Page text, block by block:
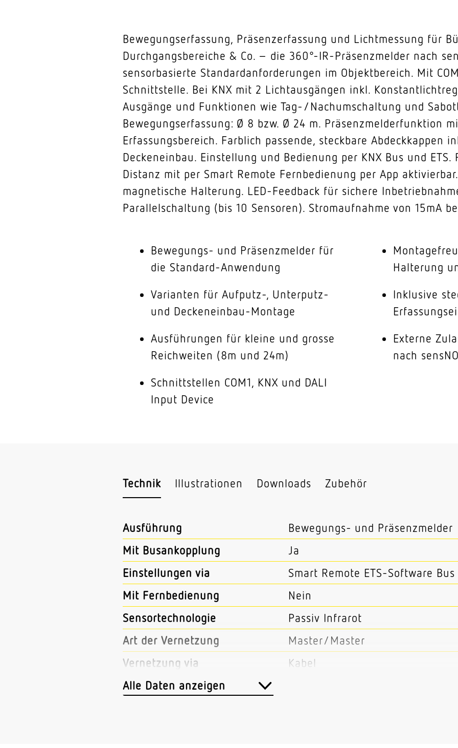
Bewegungserfassung, Präsenzerfassung und Lichtmessung für
Durchgangsbereiche & Co. – die 360°-IR-Präsenzmelder nach
sensorbasierte Standardanforderungen im Objektbereich. Mit
Schnittstelle. Bei KNX mit 2 Lichtausgängen inkl.
Ausgänge und Funktionen wie Tag-/Nachumschaltung und
Bewegungserfassung: Ø 8 bzw. Ø 24 m. Präsenzmelderfunktion
Erfassungsbereich. Farblich passende, steckbare Abdeckkappen
Deckeneinbau. Einstellung und Bedienung per KNX Bus und ETS.
Distanz mit per Smart Remote Fernbedienung per App
magnetische Halterung. LED-Feedback für sichere
Parallelschaltung (bis 10 Sensoren). Stromaufnahme von 15mA
Bewegungs- und Präsenzmelder für
die Standard-Anwendung
Varianten für Aufputz-, Unterputz-
und Deckeneinbau-Montage
Ausführungen für kleine und grosse
Reichweiten (8m und 24m)
Schnittstellen COM1, KNX und DALI
Input Device
Halterung
Inklusive
Externe
nach
Technik Illustrationen Downloads Zubehör
Ausführung
Bewegungs- und Präsenzmelder
Mit Busankopplung
Ja
Einstellungen via
Smart Remote ETS-Software Bus
Mit Fernbedienung
Nein
Sensortechnologie
Passiv Infrarot
Art der Vernetzung
Master/Master
Vernetzung via
Kabel
Anwendung, Ort
Alle Daten anzeigen